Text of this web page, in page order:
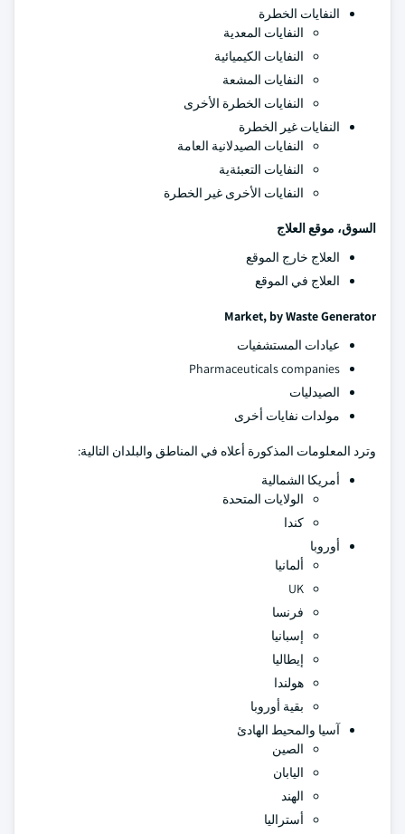
النفايات الخطرة
النفايات المعدية
النفايات الكيميائية
النفايات المشعة
النفايات الخطرة الأخرى
النفايات غير الخطرة
النفايات الصيدلانية العامة
النفايات التعبئةية
النفايات الأخرى غير الخطرة
السوق، موقع العلاج
العلاج خارج الموقع
العلاج في الموقع
Market, by Waste Generator
عيادات المستشفيات
Pharmaceuticals companies
الصيدليات
مولدات نفايات أخرى
وترد المعلومات المذكورة أعلاه في المناطق والبلدان التالية:
أمريكا الشمالية
الولايات المتحدة
كندا
أوروبا
ألمانيا
UK
فرنسا
إسبانيا
إيطاليا
هولندا
بقية أوروبا
آسيا والمحيط الهادئ
الصين
اليابان
الهند
أستراليا